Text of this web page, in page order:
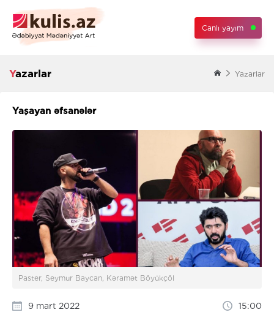
Canlı yayım
Yazarlar Yazarlar
Yaşayan əfsanələr
Paster, Seymur Baycan, Kəramət Böyükçöl
9 mart 2022 15:00